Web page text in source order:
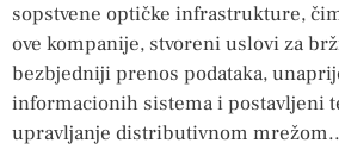
sopstvene optičke infrastrukture,
ove kompanije, stvoreni uslovi za
bezbjedniji prenos podataka,
informacionih sistema i postavljeni
upravljanje distributivnom mrežom.